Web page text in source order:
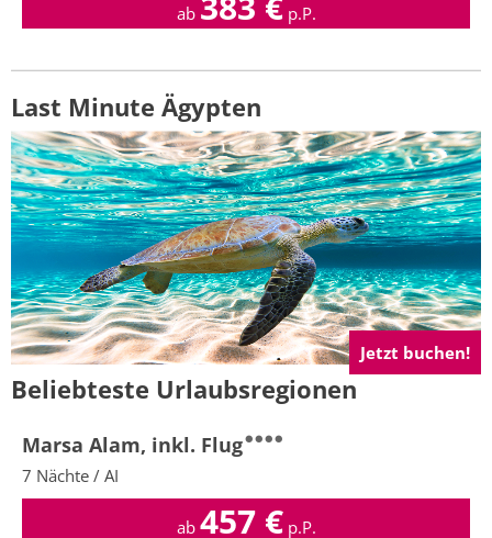
ab p.P.
Last Minute Ägypten
Jetzt buchen!
Beliebteste Urlaubsregionen
Marsa Alam, inkl. Flug
7 Nächte / AI
ab 457€ p.P.